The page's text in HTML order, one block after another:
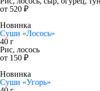
от 520 ₽
Новинка
Суши «Лосось»
40 г
Рис, лосось
от 150 ₽
Новинка
Суши «Угорь»